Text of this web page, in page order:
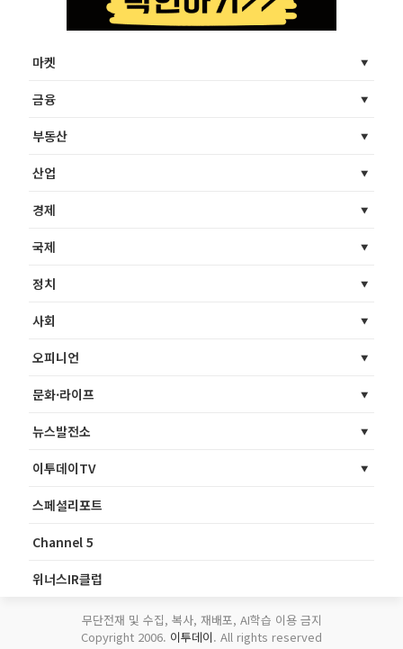
마켓
금융
부동산
산업
경제
국제
정치
사회
오피니언
문화·라이프
뉴스발전소
이투데이TV
스페셜리포트
Channel 5
위너스IR클럽
무단전재 및 수집, 복사, 재배포, AI학습 이용 금지
Copyright 2006. 이투데이. All rights reserved